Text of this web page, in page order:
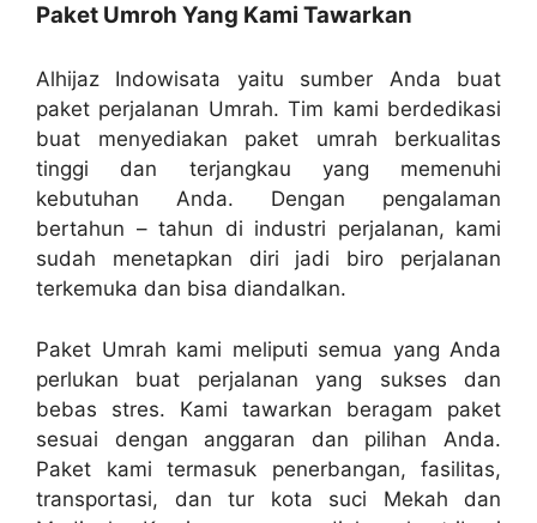
Paket Umroh Yang Kami Tawarkan
Alhijaz Indowisata yaitu sumber Anda buat
paket perjalanan Umrah. Tim kami berdedikasi
buat menyediakan paket umrah berkualitas
tinggi dan terjangkau yang memenuhi
kebutuhan Anda. Dengan pengalaman
bertahun – tahun di industri perjalanan, kami
sudah menetapkan diri jadi biro perjalanan
terkemuka dan bisa diandalkan.
Paket Umrah kami meliputi semua yang Anda
perlukan buat perjalanan yang sukses dan
bebas stres. Kami tawarkan beragam paket
sesuai dengan anggaran dan pilihan Anda.
Paket kami termasuk penerbangan, fasilitas,
transportasi, dan tur kota suci Mekah dan